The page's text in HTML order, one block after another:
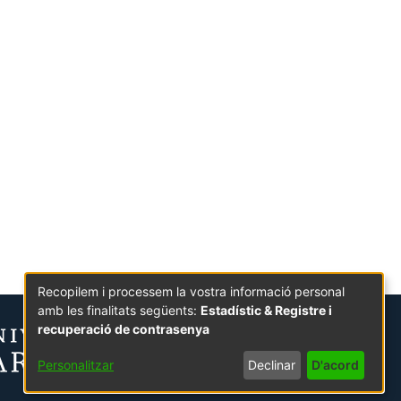
Recopilem i processem la vostra informació personal
amb les finalitats següents: Estadístic & Registre i
recuperació de contrasenya
Personalitzar Declinar D'acord